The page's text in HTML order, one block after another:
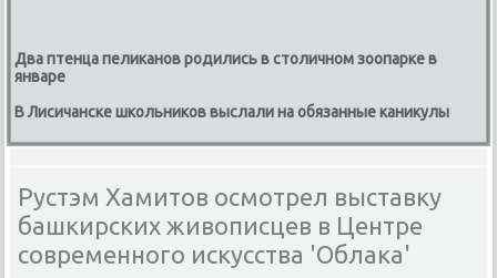
Два птенца пеликанов родились в столичном зоопарке в
январе
В Лисичанске школьников выслали на обязанные каникулы
Рустэм Хамитов осмотрел выставку
башкирских живописцев в Центре
современного искусства 'Облака'